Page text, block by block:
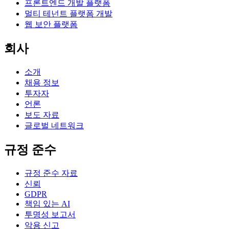
프론트엔드 개발 플랫폼
멀티 테넌트 플랫폼 개발
웹 보안 플랫폼
회사
소개
채용 정보
투자자
언론
보도 자료
글로벌 네트워크
규정 준수
규정 준수 자료
신뢰
GDPR
책임 있는 AI
투명성 보고서
악용 신고